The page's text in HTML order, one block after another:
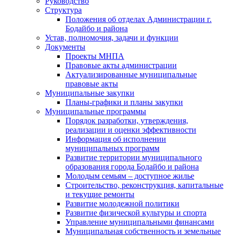
Структура
Положения об отделах Администрации г.
Бодайбо и района
Устав, полномочия, задачи и функции
Документы
Проекты МНПА
Правовые акты администрации
Актуализированные муниципальные
правовые акты
Муниципальные закупки
Планы-графики и планы закупки
Муниципальные программы
Порядок разработки, утверждения,
реализации и оценки эффективности
Информация об исполнении
муниципальных программ
Развитие территории муниципального
образования города Бодайбо и района
Молодым семьям – доступное жилье
Строительство, реконструкция, капитальные
и текущие ремонты
Развитие молодежной политики
Развитие физической культуры и спорта
Управление муниципальными финансами
Муниципальная собственность и земельные